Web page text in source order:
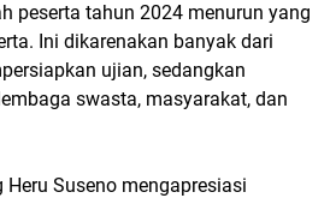
peserta tahun 2024 menurun yang
Ini dikarenakan banyak dari
ujian, sedangkan
swasta, masyarakat, dan
Suseno mengapresiasi